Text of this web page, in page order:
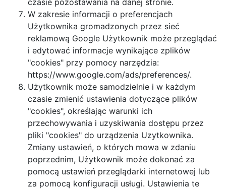
czasie pozostawania na danej stronie.
W zakresie informacji o preferencjach
Użytkownika gromadzonych przez sieć
reklamową Google Użytkownik może przeglądać
i edytować informacje wynikające zplików
"cookies" przy pomocy narzędzia:
https://www.google.com/ads/preferences/.
Użytkownik może samodzielnie i w każdym
czasie zmienić ustawienia dotyczące plików
"cookies", określając warunki ich
przechowywania i uzyskiwania dostępu przez
pliki "cookies" do urządzenia Uzytkownika.
Zmiany ustawień, o których mowa w zdaniu
poprzednim, Użytkownik może dokonać za
pomocą ustawień przeglądarki internetowej lub
za pomocą konfiguracji usługi. Ustawienia te